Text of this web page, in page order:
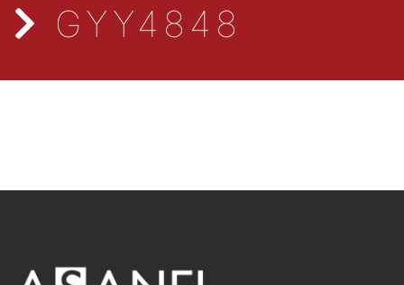
GYY4848